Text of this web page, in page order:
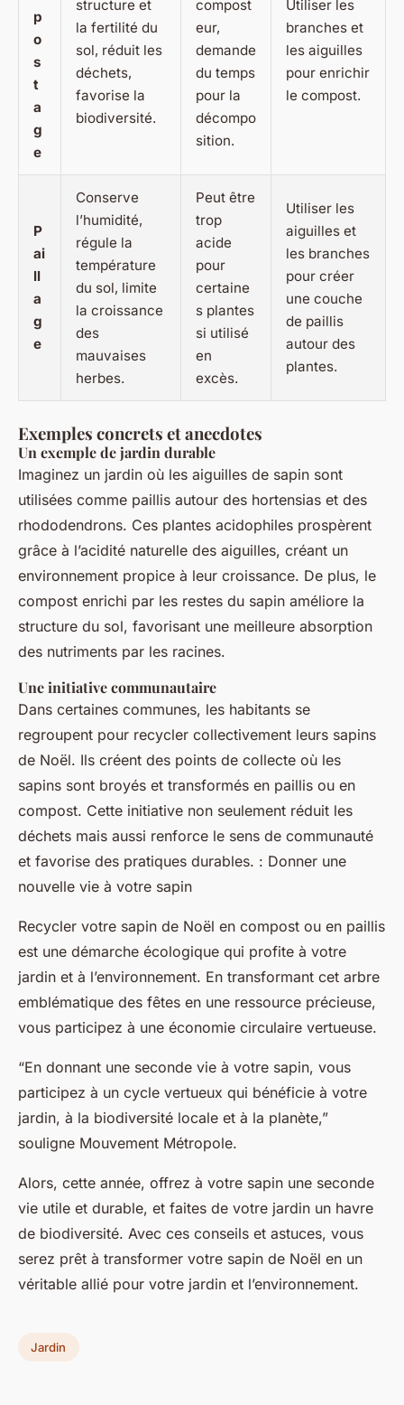
p
o
s
t
a
g
e
structure et
la fertilité du
sol, réduit les
déchets,
favorise la
biodiversité.
compost
eur,
demande
du temps
pour la
décompo
sition.
Utiliser les
branches et
les aiguilles
pour enrichir
le compost.
P
ai
ll
a
g
e
Conserve
l’humidité,
régule la
température
du sol, limite
la croissance
des
mauvaises
herbes.
Peut être
trop
acide
pour
certaine
s plantes
si utilisé
en
excès.
Utiliser les
aiguilles et
les branches
pour créer
une couche
de paillis
autour des
plantes.
Exemples concrets et anecdotes
Un exemple de jardin durable
Imaginez un jardin où les aiguilles de sapin sont
utilisées comme paillis autour des hortensias et des
rhododendrons. Ces plantes acidophiles prospèrent
grâce à l’acidité naturelle des aiguilles, créant un
environnement propice à leur croissance. De plus, le
compost enrichi par les restes du sapin améliore la
structure du sol, favorisant une meilleure absorption
des nutriments par les racines.
Une initiative communautaire
Dans certaines communes, les habitants se
regroupent pour recycler collectivement leurs sapins
de Noël. Ils créent des points de collecte où les
sapins sont broyés et transformés en paillis ou en
compost. Cette initiative non seulement réduit les
déchets mais aussi renforce le sens de communauté
et favorise des pratiques durables. : Donner une
nouvelle vie à votre sapin
Recycler votre sapin de Noël en compost ou en paillis
est une démarche écologique qui profite à votre
jardin et à l’environnement. En transformant cet arbre
emblématique des fêtes en une ressource précieuse,
vous participez à une économie circulaire vertueuse.
“En donnant une seconde vie à votre sapin, vous
participez à un cycle vertueux qui bénéficie à votre
jardin, à la biodiversité locale et à la planète,”
souligne Mouvement Métropole.
Alors, cette année, offrez à votre sapin une seconde
vie utile et durable, et faites de votre jardin un havre
de biodiversité. Avec ces conseils et astuces, vous
serez prêt à transformer votre sapin de Noël en un
véritable allié pour votre jardin et l’environnement.
Jardin